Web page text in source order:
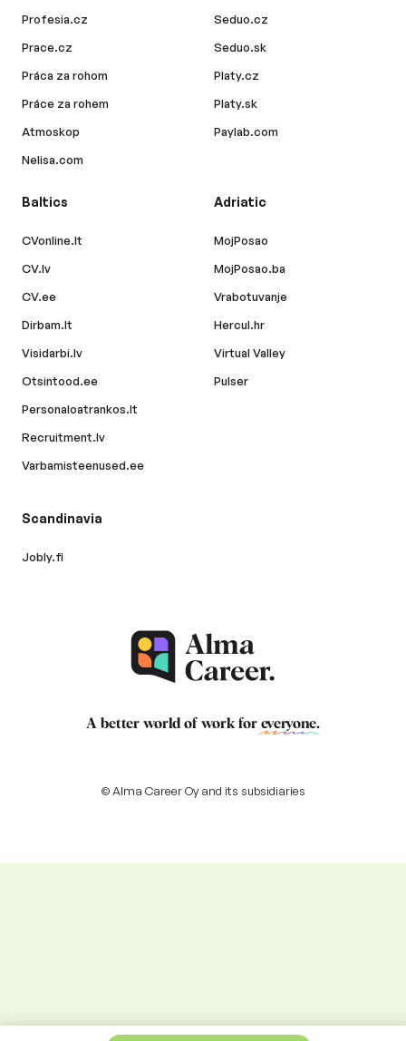
Profesia.cz
Prace.cz
Práca za rohom
Práce za rohem
Atmoskop
Nelisa.com
Seduo.cz
Seduo.sk
Platy.cz
Platy.sk
Paylab.com
Baltics
CVonline.lt
CV.lv
CV.ee
Dirbam.lt
Visidarbi.lv
Otsintood.ee
Personaloatrankos.lt
Recruitment.lv
Varbamisteenused.ee
Adriatic
MojPosao
MojPosao.ba
Vrabotuvanje
Hercul.hr
Virtual Valley
Pulser
Scandinavia
Jobly.fi
A better world of work for everyone.
© Alma Career Oy and its subsidiaries